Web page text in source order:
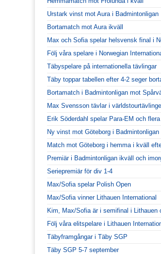
Urstark vinst mot Aura i Badmintonligan
Bortamatch mot Aura ikväll
Max och Sofia spelar helsvensk final i
Följ våra spelare i Norwegian
Täbyspelare på internationella tävlingar
Täby toppar tabellen efter 4-2 seger
Bortamatch i Badmintonligan mot
Max Svensson tävlar i
Erik Söderdahl spelar Para-EM och
Ny vinst mot Göteborg i Badmintonligan
Match mot Göteborg i hemma i kväll
Premiär i Badmintonligan ikväll och
Seriepremiär för div 1-4
Max/Sofia spelar Polish Open
Max/Sofia vinner Lithauen International
Kim, Max/Sofia är i semifinal i
Följ våra elitspelare i Lithauen
Täbyframgångar i Täby SGP
Täby SGP 5-7 september